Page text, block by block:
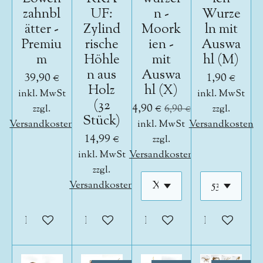
zahnbl
ätter -
Premiu
m
39,90 €
inkl. MwSt
zzgl.
Versandkosten
In den Warenkorb
UF:
Zylind
rische
Höhle
n aus
Holz
(32
Stück)
14,99 €
inkl. MwSt
zzgl.
Versandkosten
In den Warenkorb
n -
Moork
ien -
mit
Auswa
hl (X)
4,90 € 6,90 €
inkl. MwSt
zzgl.
Versandkosten
In den Warenkorb
Wurze
ln mit
Auswa
hl (M)
1,90 €
inkl. MwSt
zzgl.
Versandkosten
In den